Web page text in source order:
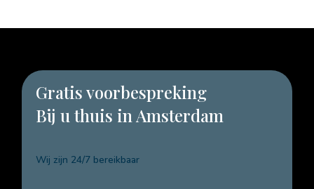
Gratis voorbespreking
Bij u thuis in Amsterdam
Wij zijn 24/7 bereikbaar